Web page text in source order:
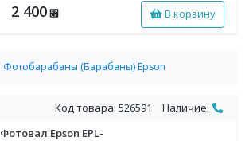
2 400 ⃏ В корзину
Фотобарабаны (Барабаны) Epson
Код товара: 526591
Наличие:
Фотовал Epson EPL-